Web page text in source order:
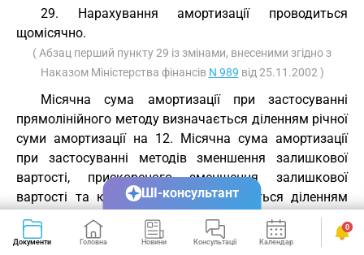
29. Нарахування амортизації проводиться
щомісячно.
( Абзац перший пункту 29 із змінами, внесеними згідно з
Наказом Міністерства фінансів N 989 від 25.11.2002 )
Місячна сума амортизації при застосуванні
прямолінійного методу визначається діленням річної
суми амортизації на 12. Місячна сума амортизації
при застосуванні методів зменшення залишкової
вартості, прискореного зменшення залишкової
вартості та кумулятивного визначається діленням
суми амортизації за повний рік корисного
використання на 12.
Документи Головна Новини Консультації Календар Сервіси
0
ШІ-консультант